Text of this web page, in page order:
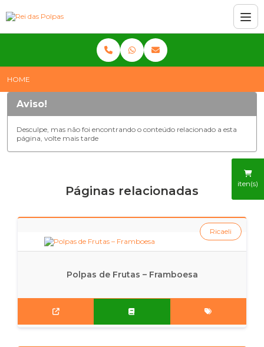
iten(s)
HOME
Aviso!
Desculpe, mas não foi encontrando o conteúdo relacionado a esta
página, volte mais tarde
Páginas relacionadas
Polpas de Frutas – Framboesa
Ricaeli